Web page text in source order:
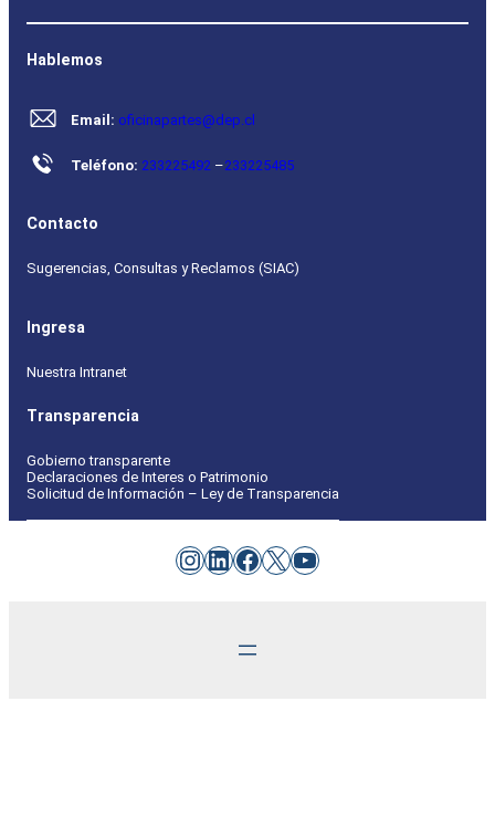
Hablemos
Email: oficinapartes@dep.cl
Teléfono: 233225492 –233225485
Contacto
Sugerencias, Consultas y Reclamos (SIAC)
Ingresa
Nuestra Intranet
Transparencia
Gobierno transparente
Declaraciones de Interes o Patrimonio
Solicitud de Información – Ley de Transparencia
Instagram
LinkedIn
Facebook
X YouTube